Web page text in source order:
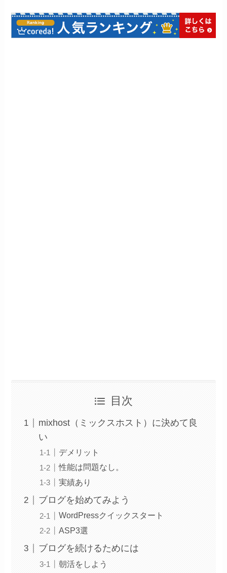
目次
mixhost（ミックスホスト）に決めて良
い
デメリット
性能は問題なし。
実績あり
ブログを始めてみよう
WordPressクイックスタート
ASP3選
ブログを続けるためには
朝活をしよう